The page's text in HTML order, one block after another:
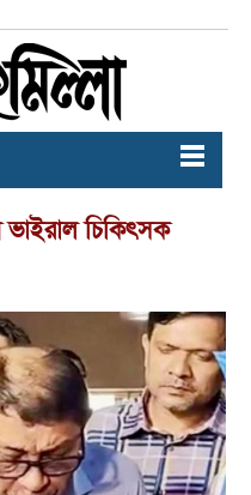
ভাইরাল চিকিৎসক